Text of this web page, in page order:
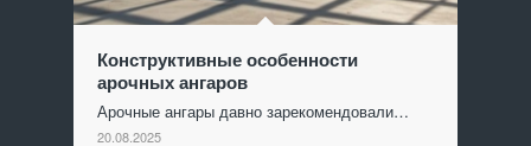
Конструктивные особенности
арочных ангаров
Арочные ангары давно зарекомендовали…
20.08.2025